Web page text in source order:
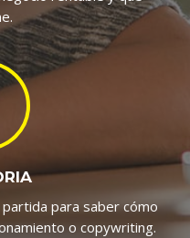
para saber cómo
o copywriting.